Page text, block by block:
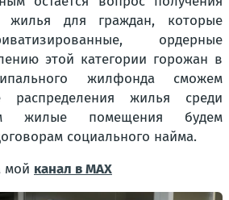
жилья для граждан, которые
ордерные
этой категории горожан в
жилфонда сможем
распределения жилья среди
жилые помещения будем
социального найма.
мой канал в MAX